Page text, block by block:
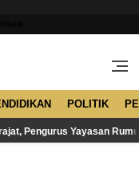
POLITIK
Pengurus Yayasan